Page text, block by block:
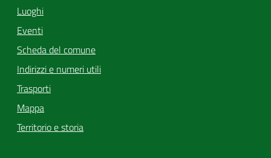
Luoghi
Eventi
Scheda del comune
Indirizzi e numeri utili
Trasporti
Mappa
Territorio e storia